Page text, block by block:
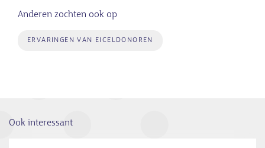
Anderen zochten ook op
ERVARINGEN VAN EICELDONOREN
Ook interessant